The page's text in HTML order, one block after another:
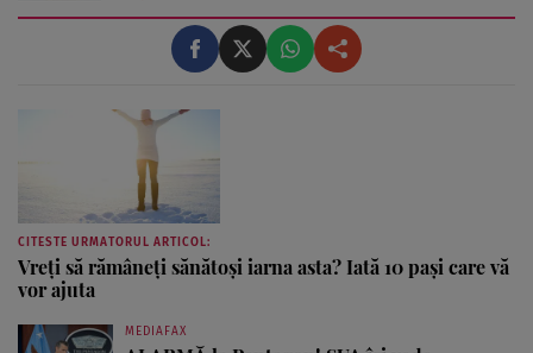
Multe dintre ele erau parcă scoase din paginile
revistelor pentru ...
CITESTE URMATORUL ARTICOL:
Vreți să rămâneți sănătoși iarna asta? Iată 10 pași care vă
vor ajuta
MEDIAFAX